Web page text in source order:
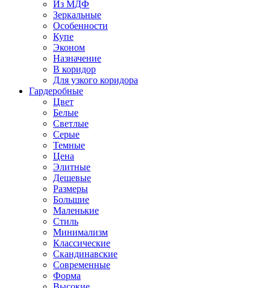
Из МДФ
Зеркальные
Особенности
Купе
Эконом
Назначение
В коридор
Для узкого коридора
Гардеробные
Цвет
Белые
Светлые
Серые
Темные
Цена
Элитные
Дешевые
Размеры
Большие
Маленькие
Стиль
Минимализм
Классические
Скандинавские
Современные
Форма